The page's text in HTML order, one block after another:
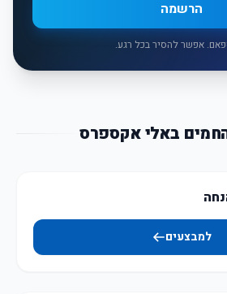
הרשמה
אפשר להסיר בכל רגע.
באלי אקספרס
למבצעים